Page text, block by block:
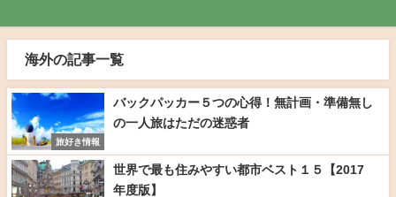
海外の記事一覧
旅好き情報
バックパッカー５つの心得！無計画・準備無し
の一人旅はただの迷惑者
世界で最も住みやすい都市ベスト１５【2017
年度版】